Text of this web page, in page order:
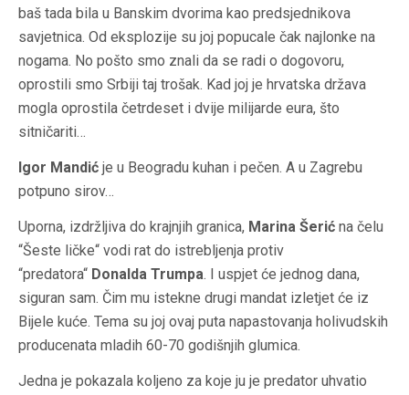
baš tada bila u Banskim dvorima kao predsjednikova
savjetnica. Od eksplozije su joj popucale čak najlonke na
nogama. No pošto smo znali da se radi o dogovoru,
oprostili smo Srbiji taj trošak. Kad joj je hrvatska država
mogla oprostila četrdeset i dvije milijarde eura, što
sitničariti…
Igor Mandić je u Beogradu kuhan i pečen. A u Zagrebu
potpuno sirov…
Uporna, izdržljiva do krajnjih granica, Marina Šerić na čelu
“Šeste ličke“ vodi rat do istrebljenja protiv
“predatora“ Donalda Trumpa. I uspjet će jednog dana,
siguran sam. Čim mu istekne drugi mandat izletjet će iz
Bijele kuće. Tema su joj ovaj puta napastovanja holivudskih
producenata mladih 60-70 godišnjih glumica.
Jedna je pokazala koljeno za koje ju je predator uhvatio